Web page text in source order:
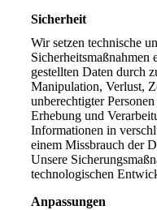
Sicherheit
Wir setzen technische
gestellten Daten durch
Manipulation, Verlust,
unberechtigter
Erhebung und
Informationen in
einem Missbrauch der
Unsere
technologischen
Anpassungen